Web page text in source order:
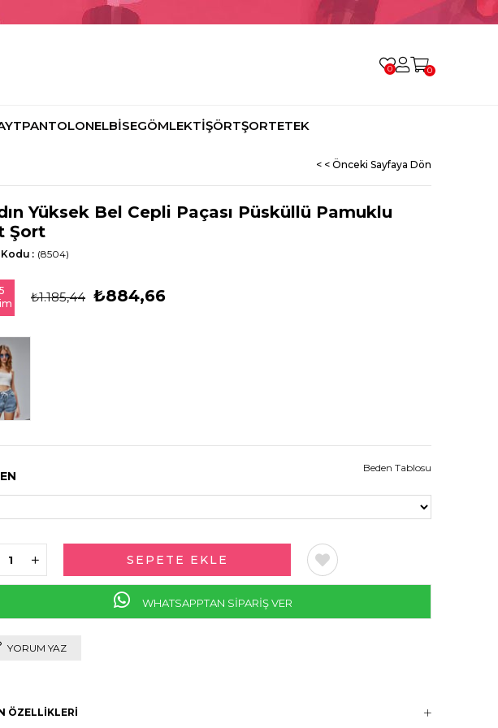
0 0
PANTOLONELBİSEGÖMLEKTİŞÖRTŞORTETEK
< < Önceki Sayfaya Dön
Yüksek Bel Cepli Paçası Püsküllü Pamuklu
Şort
(8504)
₺1.185,44 ₺884,66
Beden Tablosu
WHATSAPPTAN SİPARİŞ VER
YORUM YAZ
ÖZELLIKLERI